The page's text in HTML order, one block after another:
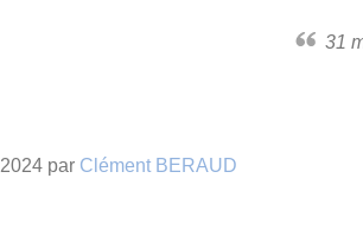
31
par Clément BERAUD